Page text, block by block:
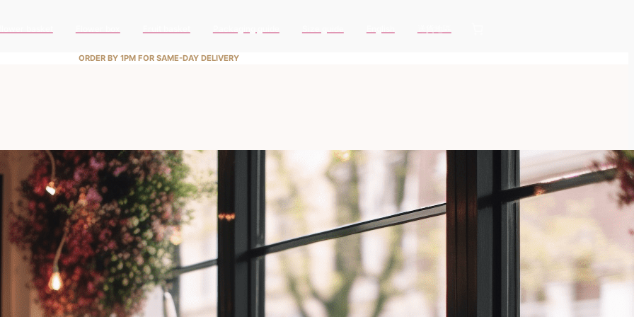
ORDER BY 1PM FOR SAME-DAY DELIVERY